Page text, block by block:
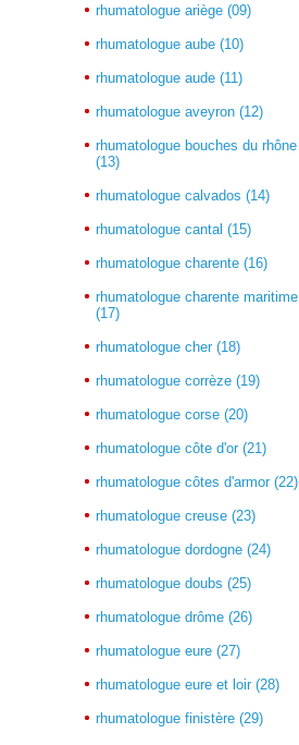
rhumatologue ariège (09)
rhumatologue aube (10)
rhumatologue aude (11)
rhumatologue aveyron (12)
rhumatologue bouches du rhône
(13)
rhumatologue calvados (14)
rhumatologue cantal (15)
rhumatologue charente (16)
rhumatologue charente maritime
(17)
rhumatologue cher (18)
rhumatologue corrèze (19)
rhumatologue corse (20)
rhumatologue côte d'or (21)
rhumatologue côtes d'armor (22)
rhumatologue creuse (23)
rhumatologue dordogne (24)
rhumatologue doubs (25)
rhumatologue drôme (26)
rhumatologue eure (27)
rhumatologue eure et loir (28)
rhumatologue finistère (29)